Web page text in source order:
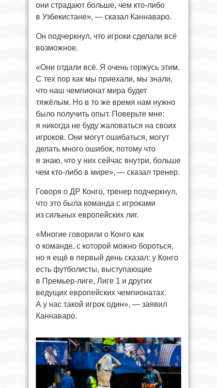
они страдают больше, чем кто-либо
в Узбекистане», — сказал Каннаваро.
Он подчеркнул, что игроки сделали всё
возможное.
«Они отдали всё. Я очень горжусь этим.
С тех пор как мы приехали, мы знали,
что наш чемпионат мира будет
тяжёлым. Но в то же время нам нужно
было получить опыт. Поверьте мне:
я никогда не буду жаловаться на своих
игроков. Они могут ошибаться, могут
делать много ошибок, потому что
я знаю, что у них сейчас внутри, больше
чем кто-либо в мире», — сказал тренер.
Говоря о ДР Конго, тренер подчеркнул,
что это была команда с игроками
из сильных европейских лиг.
«Многие говорили о Конго как
о команде, с которой можно бороться,
но я ещё в первый день сказал: у Конго
есть футболисты, выступающие
в Премьер-лиге, Лиге 1 и других
ведущих европейских чемпионатах.
А у нас такой игрок один», — заявил
Каннаваро.